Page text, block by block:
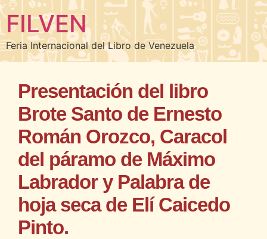
FILVEN
Feria Internacional del Libro de Venezuela
Presentación del libro
Brote Santo de Ernesto
Román Orozco, Caracol
del páramo de Máximo
Labrador y Palabra de
hoja seca de Elí Caicedo
Pinto.